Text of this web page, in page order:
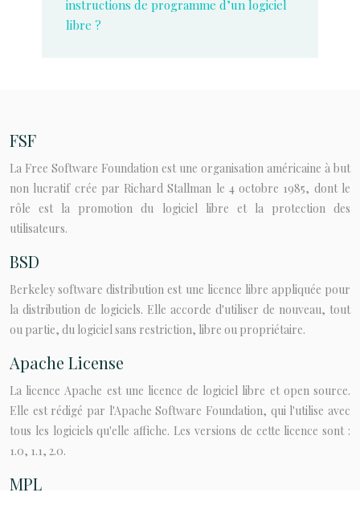
instructions de programme d’un logiciel
libre ?
FSF
La Free Software Foundation est une organisation américaine à but
non lucratif crée par Richard Stallman le 4 octobre 1985, dont le
rôle est la promotion du logiciel libre et la protection des
utilisateurs.
BSD
Berkeley software distribution est une licence libre appliquée pour
la distribution de logiciels. Elle accorde d'utiliser de nouveau, tout
ou partie, du logiciel sans restriction, libre ou propriétaire.
Apache License
La licence Apache est une licence de logiciel libre et open source.
Elle est rédigé par l'Apache Software Foundation, qui l'utilise avec
tous les logiciels qu'elle affiche. Les versions de cette licence sont :
1.0, 1.1, 2.0.
MPL